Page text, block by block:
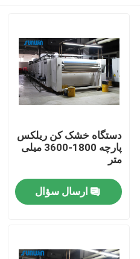
دستگاه خشک کن ریلکس
پارچه 1800-3600 میلی
متر
ارسال سؤال